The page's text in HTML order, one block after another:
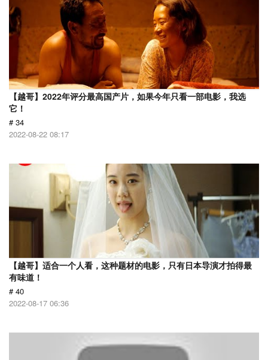
【越哥】2022年评分最高国产片，如果今年只看一部电影，我选
它！
# 34
2022-08-22 08:17
【越哥】适合一个人看，这种题材的电影，只有日本导演才拍得最
有味道！
# 40
2022-08-17 06:36